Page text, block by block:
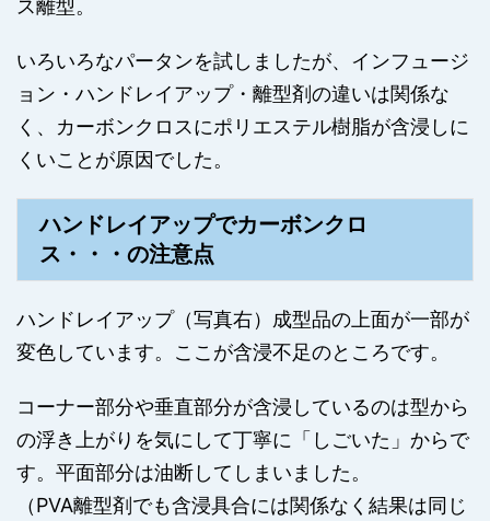
ス離型。
いろいろなパータンを試しましたが、インフュージ
ョン・ハンドレイアップ・離型剤の違いは関係な
く、カーボンクロスにポリエステル樹脂が含浸しに
くいことが原因でした。
ハンドレイアップでカーボンクロ
ス・・・の注意点
ハンドレイアップ（写真右）成型品の上面が一部が
変色しています。ここが含浸不足のところです。
コーナー部分や垂直部分が含浸しているのは型から
の浮き上がりを気にして丁寧に「しごいた」からで
す。平面部分は油断してしまいました。
（PVA離型剤でも含浸具合には関係なく結果は同じ